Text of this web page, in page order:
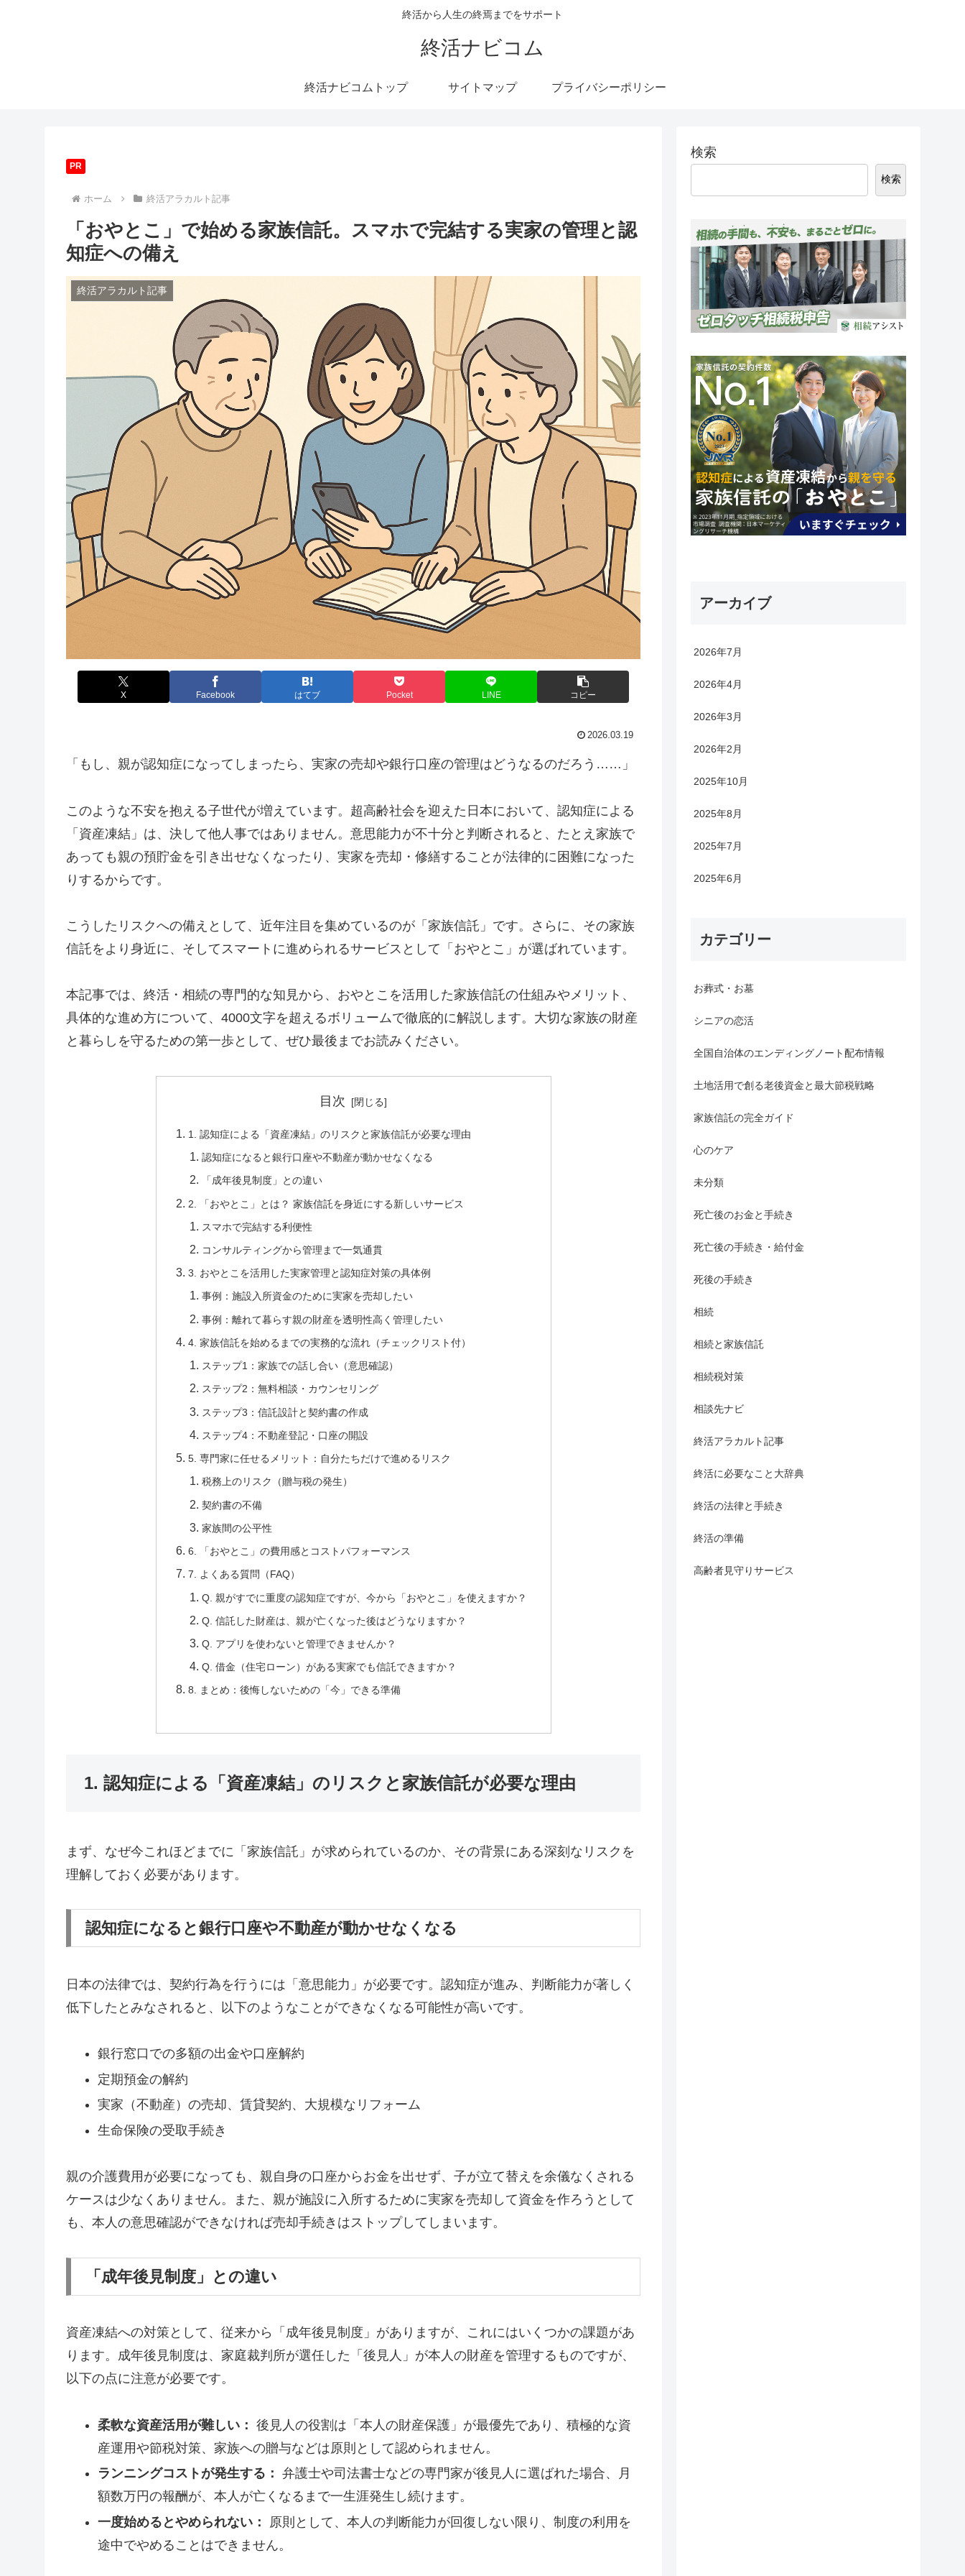
終活から人生の終焉までをサポート
終活ナビコム
終活ナビコムトップ サイトマップ プライバシーポリシー
PR
ホーム 終活アラカルト記事
「おやとこ」で始める家族信託。スマホで完結する実家の管理と認
知症への備え
終活アラカルト記事
X Facebook はてブ Pocket LINE コピー
2026.03.19
「もし、親が認知症になってしまったら、実家の売却や銀行口座の管理はどうなるのだろう……」
このような不安を抱える子世代が増えています。超高齢社会を迎えた日本において、認知症による
「資産凍結」は、決して他人事ではありません。意思能力が不十分と判断されると、たとえ家族で
あっても親の預貯金を引き出せなくなったり、実家を売却・修繕することが法律的に困難になった
りするからです。
こうしたリスクへの備えとして、近年注目を集めているのが「家族信託」です。さらに、その家族
信託をより身近に、そしてスマートに進められるサービスとして「おやとこ」が選ばれています。
本記事では、終活・相続の専門的な知見から、おやとこを活用した家族信託の仕組みやメリット、
具体的な進め方について、4000文字を超えるボリュームで徹底的に解説します。大切な家族の財産
と暮らしを守るための第一歩として、ぜひ最後までお読みください。
目次
1. 認知症による「資産凍結」のリスクと家族信託が必要な理由
認知症になると銀行口座や不動産が動かせなくなる
「成年後見制度」との違い
2. 「おやとこ」とは？ 家族信託を身近にする新しいサービス
スマホで完結する利便性
コンサルティングから管理まで一気通貫
3. おやとこを活用した実家管理と認知症対策の具体例
事例：施設入所資金のために実家を売却したい
事例：離れて暮らす親の財産を透明性高く管理したい
4. 家族信託を始めるまでの実務的な流れ（チェックリスト付）
ステップ1：家族での話し合い（意思確認）
ステップ2：無料相談・カウンセリング
ステップ3：信託設計と契約書の作成
ステップ4：不動産登記・口座の開設
5. 専門家に任せるメリット：自分たちだけで進めるリスク
税務上のリスク（贈与税の発生）
契約書の不備
家族間の公平性
6. 「おやとこ」の費用感とコストパフォーマンス
7. よくある質問（FAQ）
Q. 親がすでに重度の認知症ですが、今から「おやとこ」を使えますか？
Q. 信託した財産は、親が亡くなった後はどうなりますか？
Q. アプリを使わないと管理できませんか？
Q. 借金（住宅ローン）がある実家でも信託できますか？
8. まとめ：後悔しないための「今」できる準備
1. 認知症による「資産凍結」のリスクと家族信託が必要な理由
まず、なぜ今これほどまでに「家族信託」が求められているのか、その背景にある深刻なリスクを
理解しておく必要があります。
認知症になると銀行口座や不動産が動かせなくなる
日本の法律では、契約行為を行うには「意思能力」が必要です。認知症が進み、判断能力が著しく
低下したとみなされると、以下のようなことができなくなる可能性が高いです。
銀行窓口での多額の出金や口座解約
定期預金の解約
実家（不動産）の売却、賃貸契約、大規模なリフォーム
生命保険の受取手続き
親の介護費用が必要になっても、親自身の口座からお金を出せず、子が立て替えを余儀なくされる
ケースは少なくありません。また、親が施設に入所するために実家を売却して資金を作ろうとして
も、本人の意思確認ができなければ売却手続きはストップしてしまいます。
「成年後見制度」との違い
資産凍結への対策として、従来から「成年後見制度」がありますが、これにはいくつかの課題があ
ります。成年後見制度は、家庭裁判所が選任した「後見人」が本人の財産を管理するものですが、
以下の点に注意が必要です。
柔軟な資産活用が難しい： 後見人の役割は「本人の財産保護」が最優先であり、積極的な資
産運用や節税対策、家族への贈与などは原則として認められません。
ランニングコストが発生する： 弁護士や司法書士などの専門家が後見人に選ばれた場合、月
額数万円の報酬が、本人が亡くなるまで一生涯発生し続けます。
一度始めるとやめられない：
原則として、本人の判断能力が回復しない限り、制度の利用を
途中でやめることはできません。
検索
検索
アーカイブ
2026年7月
2026年4月
2026年3月
2026年2月
2025年10月
2025年8月
2025年7月
2025年6月
カテゴリー
お葬式・お墓
シニアの恋活
全国自治体のエンディングノート配布情報
土地活用で創る老後資金と最大節税戦略
家族信託の完全ガイド
心のケア
未分類
死亡後のお金と手続き
死亡後の手続き・給付金
死後の手続き
相続
相続と家族信託
相続税対策
相談先ナビ
終活アラカルト記事
終活に必要なこと大辞典
終活の法律と手続き
終活の準備
高齢者見守りサービス